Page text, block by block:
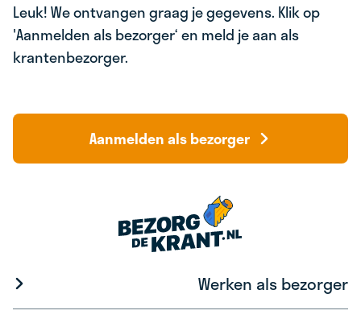
Leuk! We ontvangen graag je gegevens. Klik op
'Aanmelden als bezorger‘ en meld je aan als
krantenbezorger.
Aanmelden als bezorger
Werken als bezorger